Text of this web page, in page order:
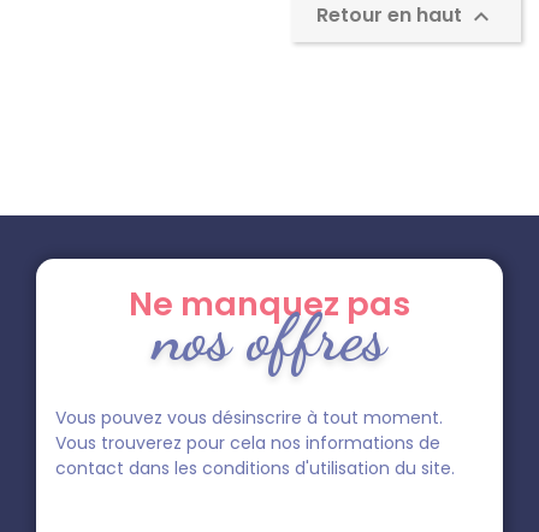
Retour en haut 
Ne manquez pas
nos offres
Vous pouvez vous désinscrire à tout moment.
Vous trouverez pour cela nos informations de
contact dans les conditions d'utilisation du site.